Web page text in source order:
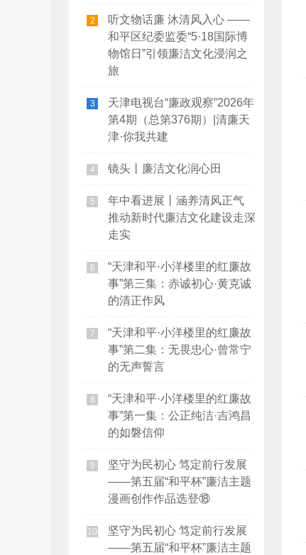
2
听文物话廉 沐清风入心 ——
和平区纪委监委“5·18国际博
物馆日”引领廉洁文化浸润之
旅
3
天津电视台“廉政观察”2026年
第4期（总第376期）|清廉天
津·你我共建
4 镜头丨廉洁文化润心田
5
年中看进展丨涵养清风正气
推动新时代廉洁文化建设走深
走实
6
“天津和平·小洋楼里的红廉故
事”第三集：赤诚初心·黄克诚
的清正作风
7
“天津和平·小洋楼里的红廉故
事”第二集：无畏忠心·曾常宁
的无声誓言
8
“天津和平·小洋楼里的红廉故
事”第一集：公正纯洁·吉鸿昌
的如磐信仰
9
坚守为民初心 笃定前行发展
——第五届“和平杯”廉洁主题
漫画创作作品选登⑱
10
坚守为民初心 笃定前行发展
——第五届“和平杯”廉洁主题